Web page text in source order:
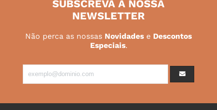
SUBSCREVA A NOSSA
NEWSLETTER
Não perca as nossas Novidades e Descontos
Especiais.